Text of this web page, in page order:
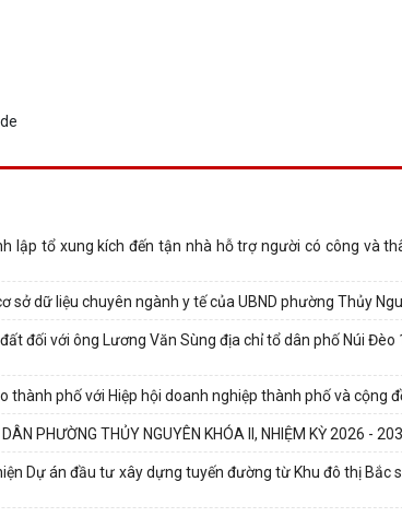
lập tổ xung kích đến tận nhà hỗ trợ người có công và
sở dữ liệu chuyên ngành y tế của UBND phường Thủy
đối với ông Lương Văn Sùng địa chỉ tổ dân phố Núi Đèo
phố với Hiệp hội doanh nghiệp thành phố và cộng
PHƯỜNG THỦY NGUYÊN KHÓA II, NHIỆM KỲ 2026 -
Dự án đầu tư xây dựng tuyến đường từ Khu đô thị Bắc